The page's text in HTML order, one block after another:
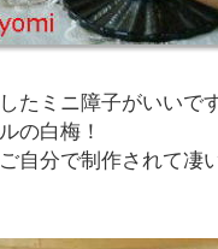
たミニ障子がいいで
の白梅！
自分で制作されて凄